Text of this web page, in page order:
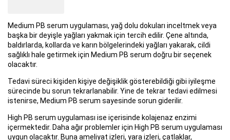
Medium PB serum uygulaması, yağ dolu dokuları inceltmek veya
başka bir deyişle yağları yakmak için tercih edilir. Çene altında,
baldırlarda, kollarda ve karın bölgelerindeki yağları yakarak, cildi
sağlıklı hale getirmek için Medium PB serum doğru bir seçenek
olacaktır.
Tedavi süreci kişiden kişiye değişiklik gösterebildiği gibi iyileşme
sürecinde bu sorun tekrarlanabilir. Yine de tekrar tedavi edilmesi
istenirse, Medium PB serum sayesinde sorun giderilir.
High PB serum uygulaması ise içerisinde kolajenaz enzimi
içermektedir. Daha ağır problemler için High PB serum uygulaması
uygun olacaktır. Buna ameliyat izleri, yara izleri, çatlaklar,